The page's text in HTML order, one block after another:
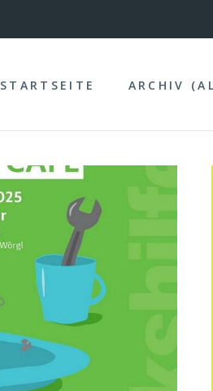
STARTSEITE ARCHIV